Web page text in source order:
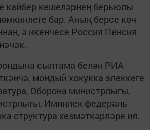
кайбер кешеләрнең берьюлы
бар. Аның берсе көч
ә икенчесе Россия Пенсия
сылтама белән РИА
мондый хокукка элеккеге
Оборона министрлыгы,
Иминлек федераль
структура хезмәткәрләре ия.